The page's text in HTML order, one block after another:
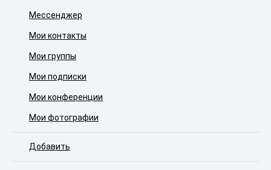
Мессенджер
Мои контакты
Мои группы
Мои подписки
Мои конференции
Мои фотографии
Добавить